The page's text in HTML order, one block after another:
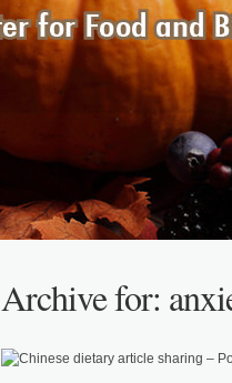
Archive for: